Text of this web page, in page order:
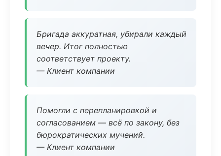
Бригада аккуратная, убирали каждый
вечер. Итог полностью
соответствует проекту.
— Клиент компании
Помогли с перепланировкой и
согласованием — всё по закону, без
бюрократических мучений.
— Клиент компании